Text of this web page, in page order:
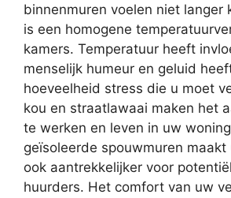
binnenmuren voelen niet langer
is een homogene
kamers. Temperatuur heeft
menselijk humeur en geluid
hoeveelheid stress die u moet
kou en straatlawaai maken het
te werken en leven in uw
geïsoleerde spouwmuren
ook aantrekkelijker voor
huurders. Het comfort van uw